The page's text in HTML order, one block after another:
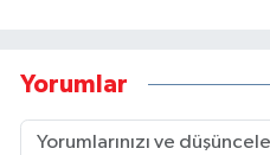
Yorumlar